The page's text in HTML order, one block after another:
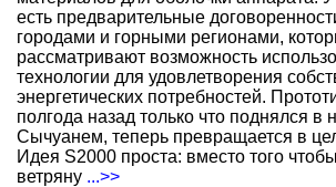
есть предварительные
городами и горными регионами,
рассматривают возможность
технологии для удовлетворения
энергетических потребностей.
полгода назад только что поднялся в
Сычуанем, теперь превращается в
Идея S2000 проста: вместо того
ветряну ...>>